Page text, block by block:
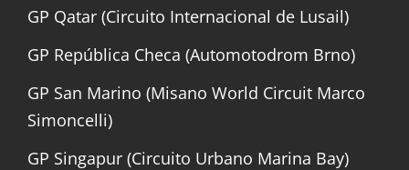
GP Qatar (Circuito Internacional de Lusail)
GP República Checa (Automotodrom Brno)
GP San Marino (Misano World Circuit Marco
Simoncelli)
GP Singapur (Circuito Urbano Marina Bay)